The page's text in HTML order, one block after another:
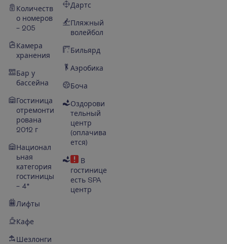
Количеств
о номеров
– 205
Камера
хранения
Бар у
бассейна
Гостиница
отремонти
рована
2012 г
Национал
ьная
категория
гостиницы
– 4*
Лифты
Кафе
Шезлонги
Дартс
Пляжный
волейбол
Бильярд
Аэробика
Боча
Оздорови
тельный
центр
(оплачива
ется)
В
гостинице
есть SPA
центр